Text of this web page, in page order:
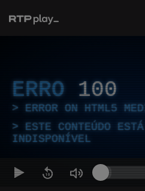
ERRO 100
ERROR ON HTML5
ESTE CONTEÚDO
INDISPONÍVEL